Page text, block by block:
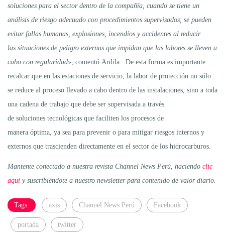
soluciones para el sector dentro de la compañía, cuando se tiene un
análisis de riesgo adecuado con procedimientos supervisados, se pueden
evitar fallas humanas, explosiones, incendios y accidentes al reducir
las situaciones de peligro externas que impidan que las labores se lleven a
cabo con regularidad» , comentó Ardila. De esta forma es importante
recalcar que en las estaciones de servicio, la labor de protección no sólo
se reduce al proceso llevado a cabo dentro de las instalaciones, sino a toda
una cadena de trabajo que debe ser supervisada a través
de soluciones tecnológicas que faciliten los procesos de
manera óptima, ya sea para prevenir o para mitigar riesgos internos y
externos que trascienden directamente en el sector de los hidrocarburos.
Mantente conectado a nuestra revista Channel News Perú, haciendo clic
aquíy suscribiéndote a nuestro newsletter para contenido de valor diario.
Tags: axis Channel News Perú Facebook
portada twitter